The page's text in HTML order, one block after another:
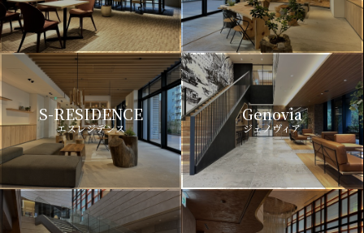
S-RESIDENCE
エスレジデンス
Genovia
ジェノヴィア